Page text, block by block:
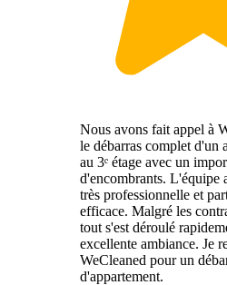
Nous avons fait appel à
le débarras complet d'un
au 3ᵉ étage avec un
d'encombrants. L'équipe
très professionnelle et
efficace. Malgré les
tout s'est déroulé
excellente ambiance. Je
WeCleaned pour un
d'appartement.